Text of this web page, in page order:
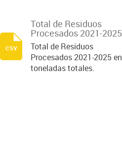
Total de Residuos
Procesados 2021-2025
Total de Residuos
Procesados 2021-2025 en
toneladas totales.
csv